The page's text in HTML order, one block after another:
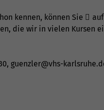
kennen, können Sie
die wir in vielen Kursen
, guenzler@vhs-